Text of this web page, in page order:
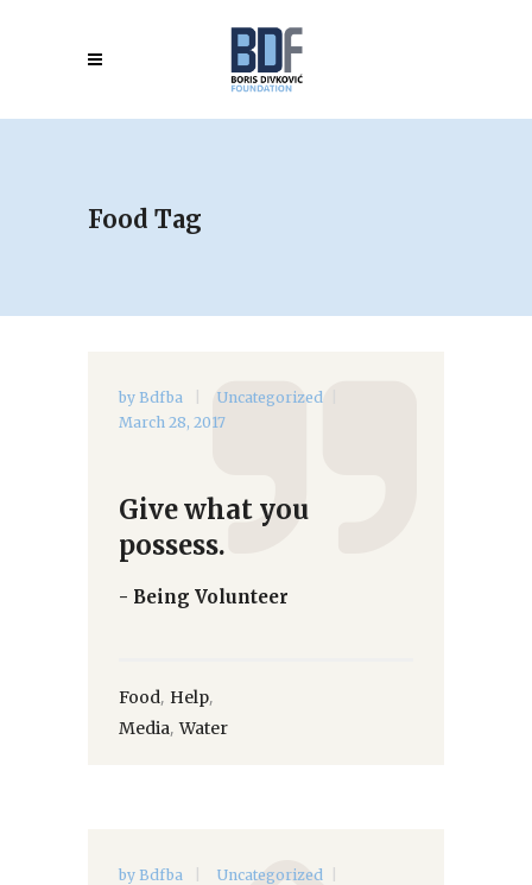
Food Tag
by Bdfba
Uncategorized
March 28, 2017
Give what you
possess.
- Being Volunteer
Food, Help,
Media,Water
by Bdfba
Uncategorized